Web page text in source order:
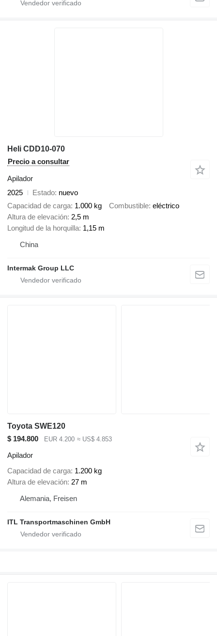
Heli CDD10-070
Precio a consultar
Apilador
2025
Estado nuevo
Capacidad de carga 1.000 kg Combustible eléctrico
Altura de elevación 2,5 m
Longitud de la horquilla 1,15 m
China
Intermak Group LLC
Toyota SWE120
$ 194.800
EUR 4.200 ≈ US$ 4.853
Apilador
Capacidad de carga 1.200 kg
Altura de elevación 27 m
Alemania, Freisen
ITL Transportmaschinen GmbH